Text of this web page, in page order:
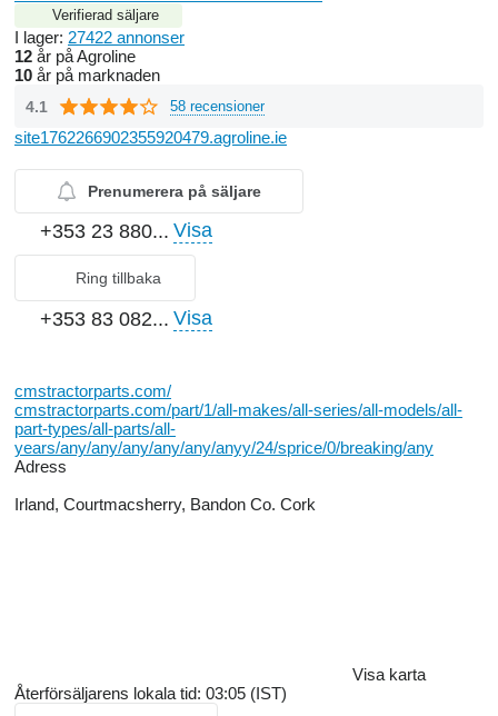
Verifierad säljare
I lager: 27422 annonser
12 år på Agroline
10 år på marknaden
4.1 58 recensioner
site1762266902355920479.agroline.ie
Prenumerera på säljare
+353 23 880... Visa
Ring tillbaka
+353 83 082... Visa
cmstractorparts.com/
cmstractorparts.com/part/1/all-makes/all-series/all-models/all-
part-types/all-parts/all-
years/any/any/any/any/any/anyy/24/sprice/0/breaking/any
Adress
Irland, Courtmacsherry, Bandon Co. Cork
Visa karta
Återförsäljarens lokala tid: 03:05 (IST)